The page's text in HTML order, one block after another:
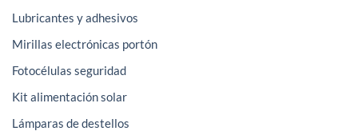
Lubricantes y adhesivos
Mirillas electrónicas portón
Fotocélulas seguridad
Kit alimentación solar
Lámparas de destellos